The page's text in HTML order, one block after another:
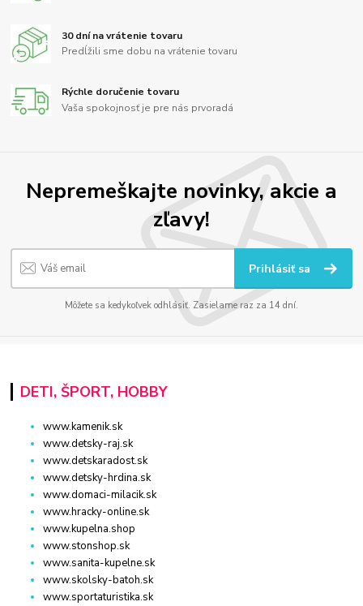
30 dní na vrátenie tovaru
Predĺžili sme dobu na vrátenie tovaru
Rýchle doručenie tovaru
Vaša spokojnosť je pre nás prvoradá
Nepremeškajte novinky, akcie a
zľavy!
Prihlásiť sa
Môžete sa kedykoľvek odhlásiť. Zasielame raz za 14 dní.
DETI, ŠPORT, HOBBY
www.kamenik.sk
www.detsky-raj.sk
www.detskaradost.sk
www.detsky-hrdina.sk
www.domaci-milacik.sk
www.hracky-online.sk
www.kupelna.shop
www.stonshop.sk
www.sanita-kupelne.sk
www.skolsky-batoh.sk
www.sportaturistika.sk